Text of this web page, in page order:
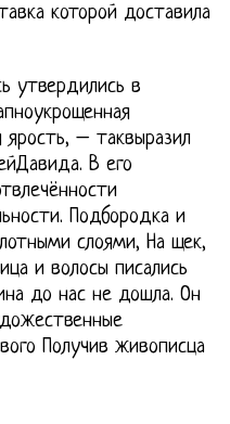
которой доставила
утвердились в
– таквыразил
В его
Подбородка и
слоями, На щек,
и волосы писались
до нас не дошла. Он
Получив живописца